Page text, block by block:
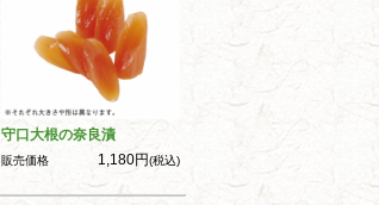
守口大根の奈良漬
販売価格 1,180円(税込)